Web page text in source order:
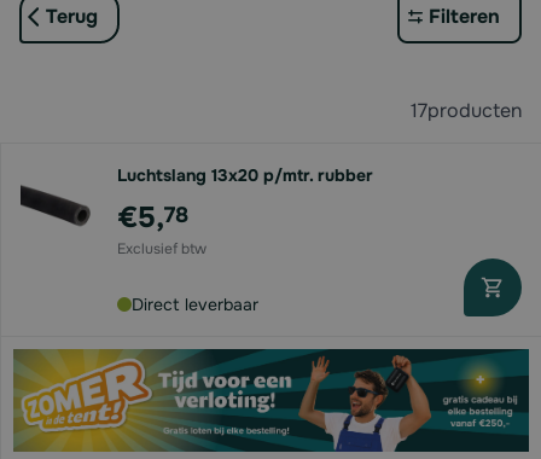
Terug Filteren
17producten
Luchtslang 13x20 p/mtr. rubber
€5,78
Direct leverbaar